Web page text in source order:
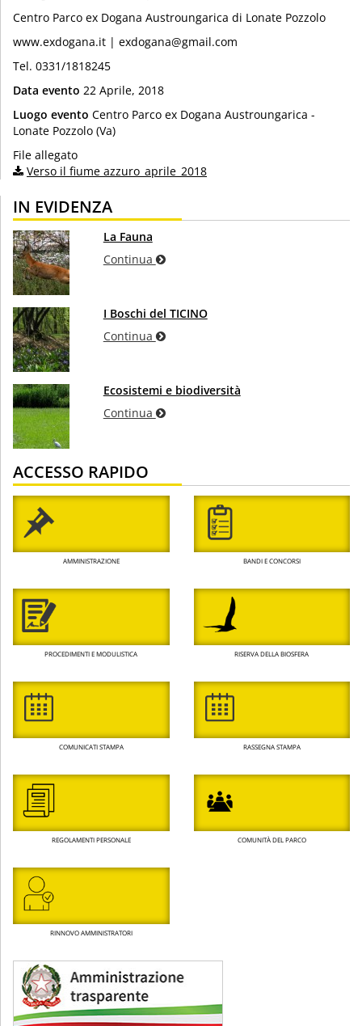
Centro Parco ex Dogana Austroungarica di Lonate Pozzolo
www.exdogana.it | exdogana@gmail.com
Tel. 0331/1818245
Data evento 22 Aprile, 2018
Luogo evento Centro Parco ex Dogana Austroungarica -
Lonate Pozzolo (Va)
File allegato
Verso il fiume azzuro_aprile_2018
IN EVIDENZA
La Fauna
Continua
I Boschi del TICINO
Continua
Ecosistemi e biodiversità
Continua
ACCESSO RAPIDO
AMMINISTRAZIONE BANDI E CONCORSI
PROCEDIMENTI E MODULISTICA RISERVA DELLA BIOSFERA
COMUNICATI STAMPA RASSEGNA STAMPA
REGOLAMENTI PERSONALE COMUNITÀ DEL PARCO
RINNOVO AMMINISTRATORI